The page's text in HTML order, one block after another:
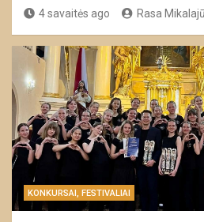
4 savaitės ago Rasa
KONKURSAI, FESTIVALIAI